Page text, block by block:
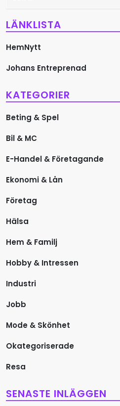
g
s
n
a
v
i
g
e
r
i
n
g
LÄNKLISTA
HemNytt
Johans Entreprenad
KATEGORIER
Beting & Spel
Bil & MC
E-Handel & Företagande
Ekonomi & Lån
Företag
Hälsa
Hem & Familj
Hobby & Intressen
Industri
Jobb
Mode & Skönhet
Okategoriserade
Resa
SENASTE INLÄGGEN